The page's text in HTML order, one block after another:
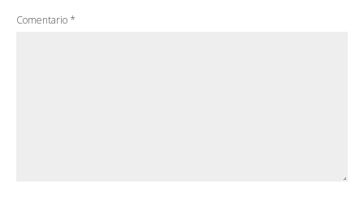
Comentario *